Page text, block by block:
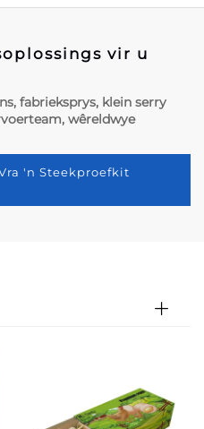
vir u
fabrieksprys, klein serry
wêreldwye
'n Steekproefkit